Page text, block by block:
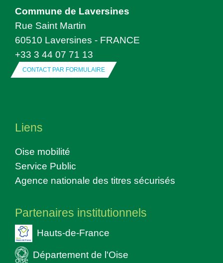
Commune de Laversines
Rue Saint Martin
60510 Laversines - FRANCE
+33 3 44 07 71 13
CONTACT PAR FORMULAIRE
Liens
Oise mobilité
Service Public
Agence nationale des titres sécurisés
Partenaires institutionnels
Hauts-de-France
Département de l'Oise